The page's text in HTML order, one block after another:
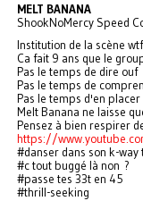
MELT BANANA
ShookNoMercy Speed
Institution de la scène
Ca fait 9 ans que le
Pas le temps de dire ouf
Pas le temps de
Pas le temps d'en placer
Melt Banana ne laisse
Pensez à bien respirer
https://
#danser dans son k-
#c tout buggé là non ?
#passe tes 33t en 45
#thrill-seeking